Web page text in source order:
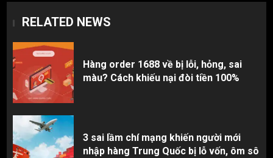
RELATED NEWS
Hàng order 1688 về bị lỗi, hỏng, sai
màu? Cách khiếu nại đòi tiền 100%
3 sai lầm chí mạng khiến người mới
nhập hàng Trung Quốc bị lỗ vốn, ôm sô